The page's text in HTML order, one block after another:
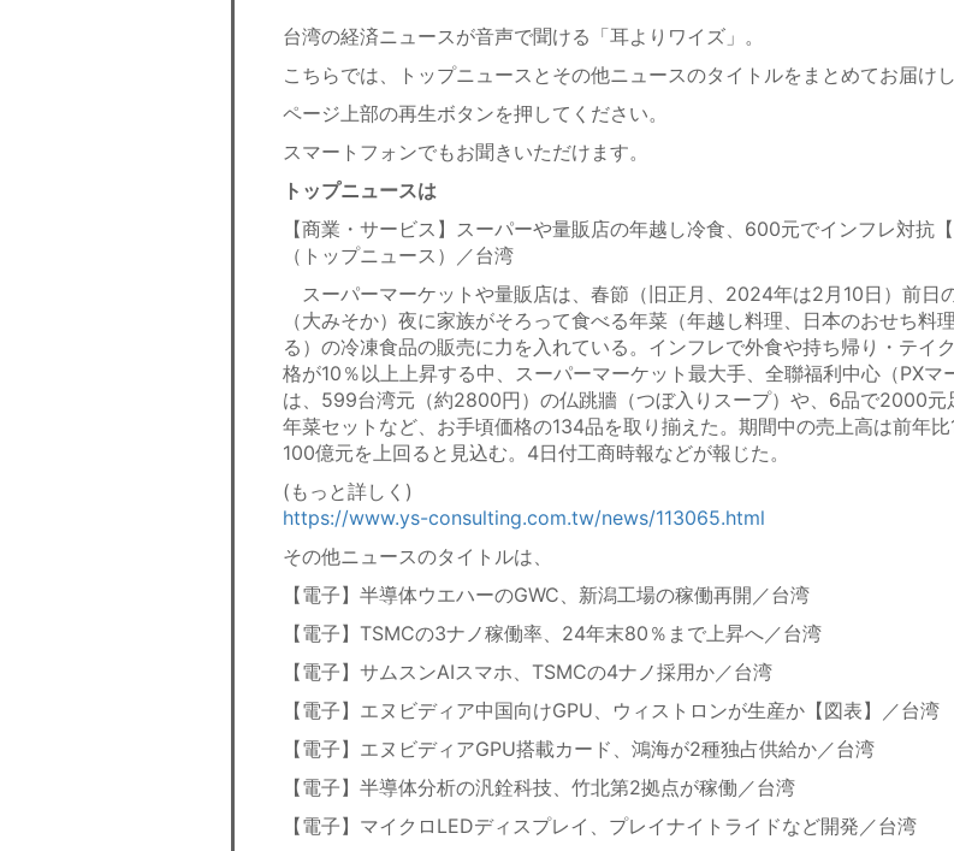
台湾の経済ニュースが音声で聞ける「耳よりワイズ」。
こちらでは、トップニュースとその他ニュースのタイトルをまとめてお届けし
ページ上部の再生ボタンを押してください。
スマートフォンでもお聞きいただけます。
トップニュースは
【商業・サービス】スーパーや量販店の年越し冷食、600元でインフレ対抗【
（トップニュース）／台湾
スーパーマーケットや量販店は、春節（旧正月、2024年は2月10日）前日
（大みそか）夜に家族がそろって食べる年菜（年越し料理、日本のおせち料
る）の冷凍食品の販売に力を入れている。インフレで外食や持ち帰り・テイ
格が10％以上上昇する中、スーパーマーケット最大手、全聯福利中心（PXマ
は、599台湾元（約2800円）の仏跳牆（つぼ入りスープ）や、6品で2000元
年菜セットなど、お手頃価格の134品を取り揃えた。期間中の売上高は前年比
100億元を上回ると見込む。4日付工商時報などが報じた。
(もっと詳しく)
https://www.ys-consulting.com.tw/news/113065.html
その他ニュースのタイトルは、
【電子】半導体ウエハーのGWC、新潟工場の稼働再開／台湾
【電子】TSMCの3ナノ稼働率、24年末80％まで上昇へ／台湾
【電子】サムスンAIスマホ、TSMCの4ナノ採用か／台湾
【電子】エヌビディア中国向けGPU、ウィストロンが生産か【図表】／台湾
【電子】エヌビディアGPU搭載カード、鴻海が2種独占供給か／台湾
【電子】半導体分析の汎銓科技、竹北第2拠点が稼働／台湾
【電子】マイクロLEDディスプレイ、プレイナイトライドなど開発／台湾